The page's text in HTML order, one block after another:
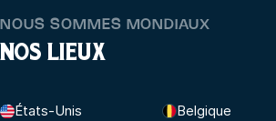
NOUS SOMMES MONDIAUX
NOS LIEUX
États-Unis Belgique